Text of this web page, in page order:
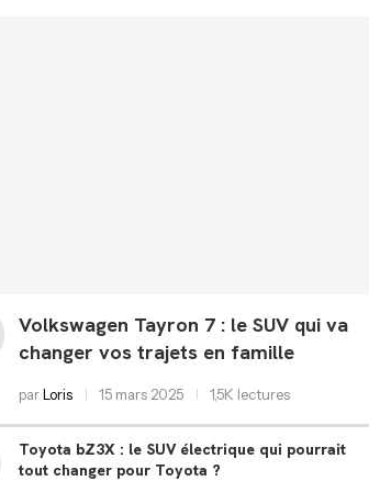
Volkswagen Tayron 7 : le SUV qui va
changer vos trajets en famille
parLoris 15 mars 2025 1,5K lectures
Toyota bZ3X : le SUV électrique qui pourrait
tout changer pour Toyota ?